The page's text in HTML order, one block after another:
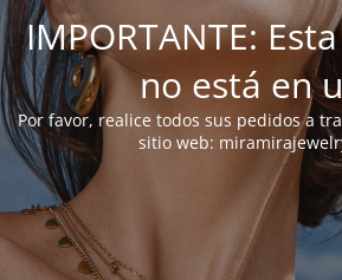
IMPORTANTE:
no está en
Por favor, realice todos sus pedidos a
sitio web: